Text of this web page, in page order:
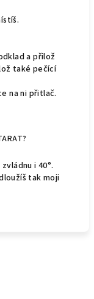
a přilož
také pečící
na ni přitlač.
zvládnu i 40°.
tak moji